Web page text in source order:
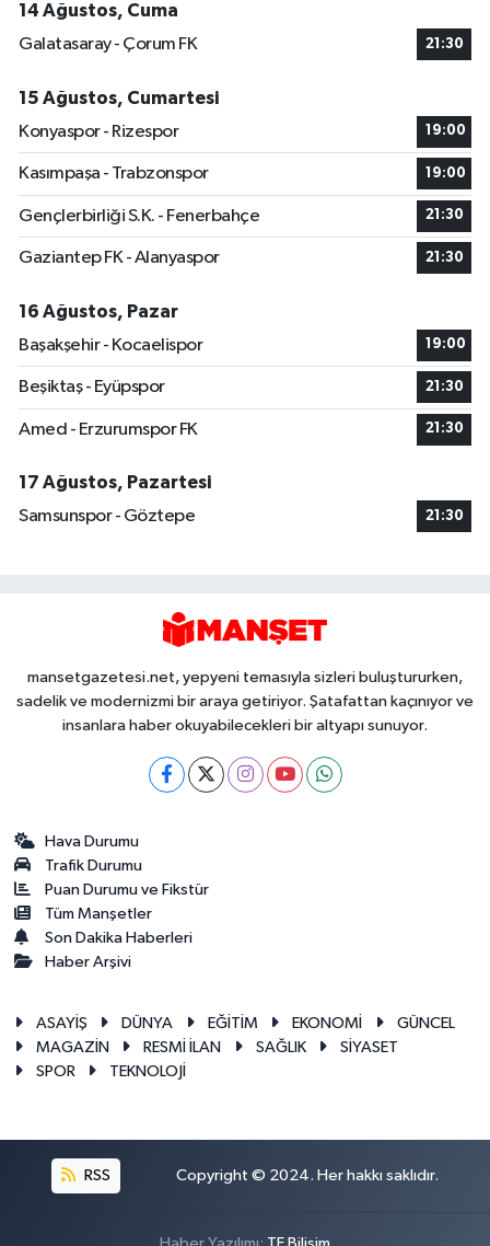
14 Ağustos, Cuma
Galatasaray - Çorum FK
21:30
15 Ağustos, Cumartesi
Konyaspor - Rizespor
19:00
Kasımpaşa - Trabzonspor 19:00
Gençlerbirliği S.K. - Fenerbahçe 21:30
Gaziantep FK - Alanyaspor 21:30
16 Ağustos, Pazar
Başakşehir - Kocaelispor
19:00
Beşiktaş - Eyüpspor 21:30
Amed - Erzurumspor FK 21:30
17 Ağustos, Pazartesi
Samsunspor - Göztepe
21:30
mansetgazetesi.net, yepyeni temasıyla sizleri buluştururken,
sadelik ve modernizmi bir araya getiriyor. Şatafattan kaçınıyor ve
insanlara haber okuyabilecekleri bir altyapı sunuyor.
Hava Durumu
Trafik Durumu
Puan Durumu ve Fikstür
Tüm Manşetler
Son Dakika Haberleri
Haber Arşivi
ASAYİŞ DÜNYA EĞİTİM EKONOMİ
GÜNCEL
MAGAZİN
RESMİ İLAN SAĞLIK
SİYASET
SPOR
TEKNOLOJİ
RSS Copyright © 2024. Her hakkı saklıdır.